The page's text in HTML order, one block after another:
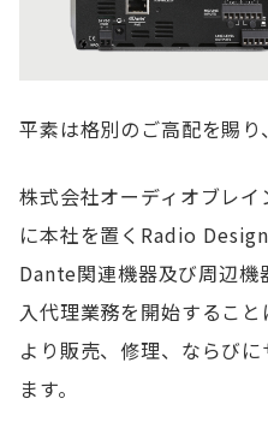
平素は格別のご高配を賜り
株式会社オーディオブレ
に本社を置くRadio
Dante関連機器及び周辺機
入代理業務を開始するこ
より販売、修理、ならび
ます。